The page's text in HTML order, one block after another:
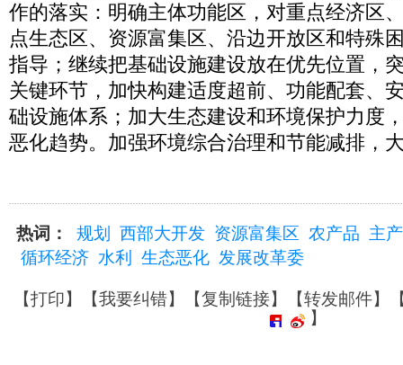
作的落实：明确主体功能区，对重点经济区
点生态区、资源富集区、沿边开放区和特殊
指导；继续把基础设施建设放在优先位置，
关键环节，加快构建适度超前、功能配套、
础设施体系；加大生态建设和环境保护力度
恶化趋势。加强环境综合治理和节能减排，
热词： 规划 西部大开发 资源富集区 农产品 主
循环经济 水利 生态恶化 发展改革委
【打印】【我要纠错】【复制链接】【转发邮件】
】